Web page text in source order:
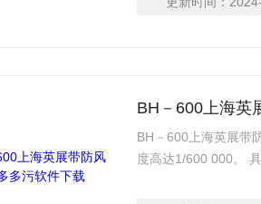
BH－600上海英
BH－600上海英展
度高达1/600 000。 具